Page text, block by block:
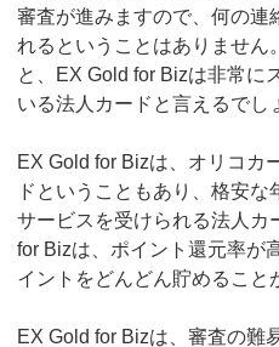
審査が進みますので、何の連
れるということはありません
と、EX Gold for Bizは非常に
いる法人カードと言えるでし
EX Gold for Bizは、オリコカ
ドということもあり、格安
サービスを受けられる法人カ
for Bizは、ポイント還元率が
イントをどんどん貯めること
EX Gold for Bizは、審査の難